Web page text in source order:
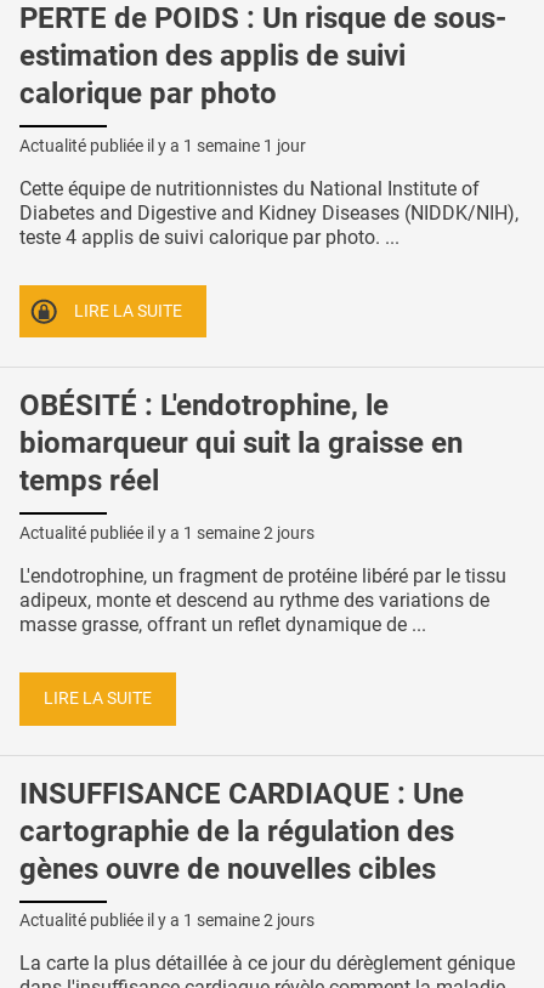
PERTE de POIDS : Un risque de sous-
estimation des applis de suivi
calorique par photo
Actualité publiée il y a 1 semaine 1 jour
Cette équipe de nutritionnistes du National Institute of
Diabetes and Digestive and Kidney Diseases (NIDDK/NIH),
teste 4 applis de suivi calorique par photo. ...
LIRE LA SUITE
OBÉSITÉ : L'endotrophine, le
biomarqueur qui suit la graisse en
temps réel
Actualité publiée il y a 1 semaine 2 jours
L'endotrophine, un fragment de protéine libéré par le tissu
adipeux, monte et descend au rythme des variations de
masse grasse, offrant un reflet dynamique de ...
LIRE LA SUITE
INSUFFISANCE CARDIAQUE : Une
cartographie de la régulation des
gènes ouvre de nouvelles cibles
Actualité publiée il y a 1 semaine 2 jours
La carte la plus détaillée à ce jour du dérèglement génique